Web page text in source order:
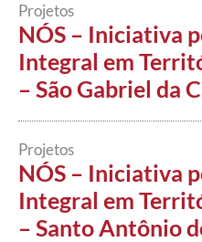
Projetos
NÓS – Iniciativa
Integral em
– São Gabriel da
Projetos
NÓS – Iniciativa
Integral em
– Santo Antônio